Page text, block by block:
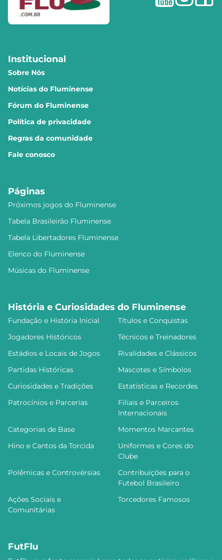
Institucional
Sobre Nós
Notícias do Fluminense
Fórum do Fluminense
Política de privacidade
Regras da comunidade
Fale conosco
Páginas
Próximos jogos do Fluminense
Tabela Brasileirão Fluminense
Tabela Libertadores Fluminense
Elenco do Fluminense
Músicas do Fluminense
História e Curiosidades do Fluminense
Fundação e História Inicial
Títulos e Conquistas
Jogadores Históricos
Técnicos e Treinadores
Estádios e Locais de Jogos
Rivalidades e Clássicos
Partidas Históricas
Mascotes e Símbolos
Curiosidades e Tradições
Estatísticas e Recordes
Patrocínios e Parcerias
Filiais e Parceiros
Internacionais
Categorias de Base
Momentos Marcantes
Hino e Cantos da Torcida
Uniformes e Cores do
Clube
Polêmicas e Controvérsias
Contribuições para o
Futebol Brasileiro
Ações Sociais e
Comunitárias
Torcedores Famosos
FutFlu